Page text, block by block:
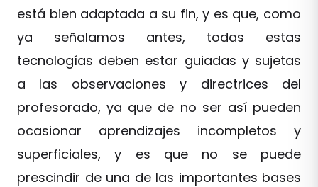
está bien adaptada a su fin, y es que, como
ya señalamos antes, todas estas
tecnologías deben estar guiadas y sujetas
a las observaciones y directrices del
profesorado, ya que de no ser así pueden
ocasionar aprendizajes incompletos y
superficiales, y es que no se puede
prescindir de una de las importantes bases